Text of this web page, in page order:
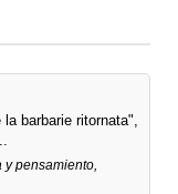
barbarie ritornata",
y pensamiento,